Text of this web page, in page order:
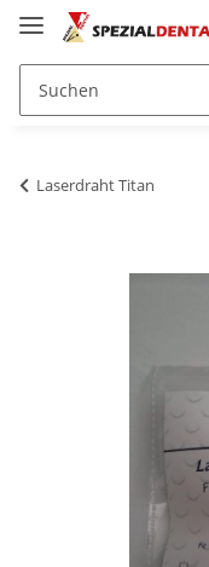
Laserdraht Titan